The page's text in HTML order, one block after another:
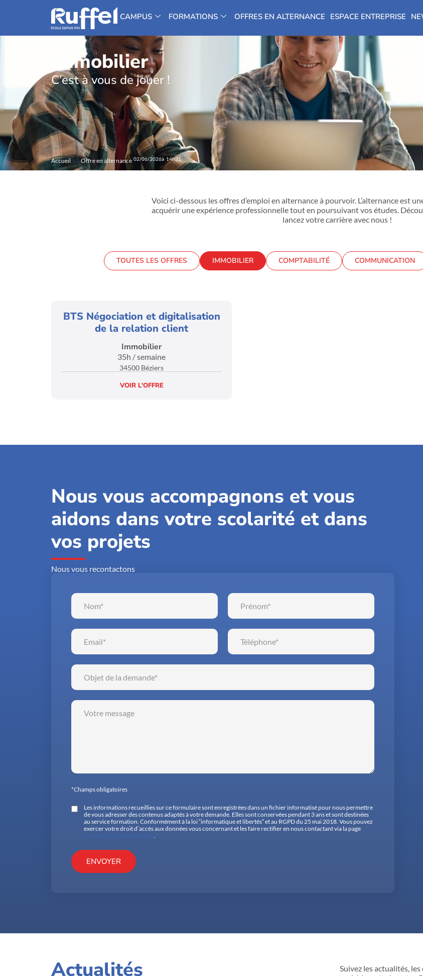
CAMPUS FORMATIONS OFFRES EN ALTERNANCE ESPACE ENTREPRISE
Immobilier
C’est à vous de jouer !
Accueil Offre en alternance 02/06/2026à 14h31
Voici ci-dessous les offres d’emploi en alternance à pourvoir. L’alternance est
acquérir une expérience professionnelle tout en poursuivant vos études.
lancez votre carrière avec nous !
TOUTES LES OFFRES IMMOBILIER COMPTABILITÉ COMMUNICATION
BTS Négociation et digitalisation
de la relation client
Immobilier
35h / semaine
34500 Béziers
VOIR L'OFFRE
Nous vous accompagnons et vous
aidons dans votre scolarité et dans
vos projets
Nous vous recontactons
*Champs obligatoires
Les informations recueillies sur ce formulaire sont enregistrées dans un fichier informatisé pour nous permettre
de vous adresser des contenus adaptés à votre demande. Elles sont conservées pendant 3 ans et sont destinées
au service formation. Conformément à la loi “informatique et libertés” et au RGPD du 25 mai 2018. Vous pouvez
exercer votre droit d’accès aux données vous concernant et les faire rectifier en nous contactant via la page
Politique de confidentialité .
ENVOYER
Actualités
Suivez les actualités,